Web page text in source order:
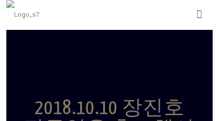
2018.10.10 장진호